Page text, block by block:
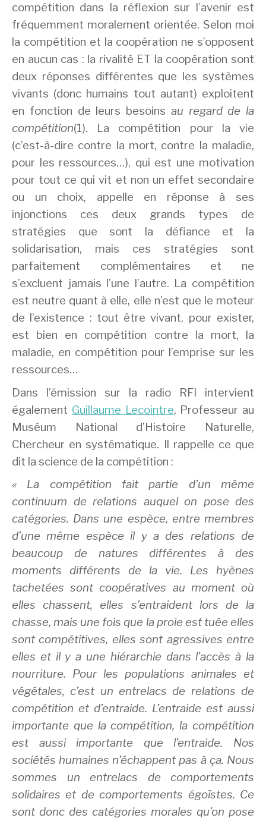
compétition dans la réflexion sur l’avenir est
fréquemment moralement orientée. Selon moi
la compétition et la coopération ne s’opposent
en aucun cas : la rivalité ET la coopération sont
deux réponses différentes que les systèmes
vivants (donc humains tout autant) exploitent
en fonction de leurs besoins au regard de la
compétition(1). La compétition pour la vie
(c’est-à-dire contre la mort, contre la maladie,
pour les ressources…), qui est une motivation
pour tout ce qui vit et non un effet secondaire
ou un choix, appelle en réponse à ses
injonctions ces deux grands types de
stratégies que sont la défiance et la
solidarisation, mais ces stratégies sont
parfaitement complémentaires et ne
s’excluent jamais l’une l’autre. La compétition
est neutre quant à elle, elle n’est que le moteur
de l’existence : tout être vivant, pour exister,
est bien en compétition contre la mort, la
maladie, en compétition pour l’emprise sur les
ressources…
Dans l’émission sur la radio RFI intervient
également Guillaume Lecointre, Professeur au
Muséum National d’Histoire Naturelle,
Chercheur en systématique. Il rappelle ce que
dit la science de la compétition :
« La compétition fait partie d’un même
continuum de relations auquel on pose des
catégories. Dans une espèce, entre membres
d’une même espèce il y a des relations de
beaucoup de natures différentes à des
moments différents de la vie. Les hyènes
tachetées sont coopératives au moment où
elles chassent, elles s’entraident lors de la
chasse, mais une fois que la proie est tuée elles
sont compétitives, elles sont agressives entre
elles et il y a une hiérarchie dans l’accès à la
nourriture. Pour les populations animales et
végétales, c’est un entrelacs de relations de
compétition et d’entraide. L’entraide est aussi
importante que la compétition, la compétition
est aussi importante que l’entraide. Nos
sociétés humaines n’échappent pas à ça. Nous
sommes un entrelacs de comportements
solidaires et de comportements égoïstes. Ce
sont donc des catégories morales qu’on pose